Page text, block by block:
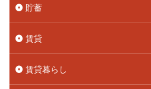
貯蓄
賃貸
賃貸暮らし